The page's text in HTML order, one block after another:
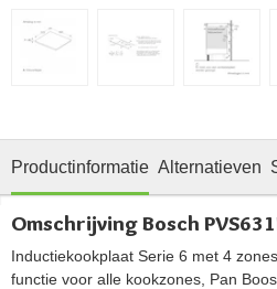
Productinformatie Alternatieven
Omschrijving Bosch
Inductiekookplaat Serie 6 met 4
functie voor alle kookzones, Pan